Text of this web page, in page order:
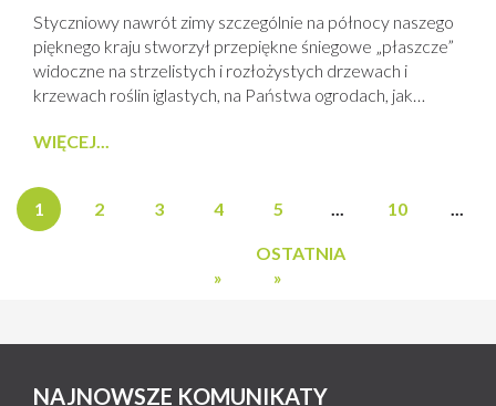
Styczniowy nawrót zimy szczególnie na północy naszego
pięknego kraju stworzył przepiękne śniegowe „płaszcze”
widoczne na strzelistych i rozłożystych drzewach i
krzewach roślin iglastych, na Państwa ogrodach, jak
sosny. Początek roku to początek nowych problemów
Doradcy PROCAM GARDEN służą pomocą nie tylko
przy identyfikacji chorób i szkodników,...
WIĘCEJ...
1 2 3 4 5 ... 10 ...
»
OSTATNIA
»
NAJNOWSZE KOMUNIKATY